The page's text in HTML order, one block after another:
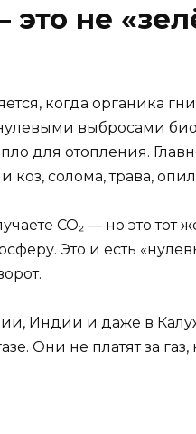
не
когда органика
выбросами
для отопления.
коз, солома, трава,
CO₂ — но это тот
Это и есть
Индии и даже в
Они не платят за